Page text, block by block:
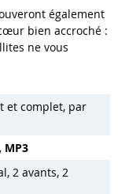
également
bien accroché :
ne vous
et complet, par
MP3
2 avants, 2